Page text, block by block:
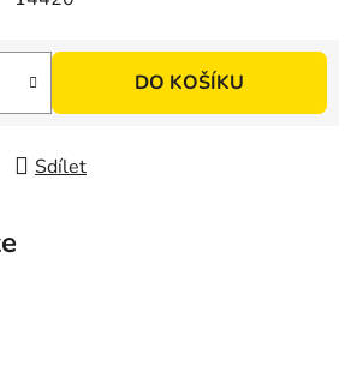
DO KOŠÍKU
Sdílet